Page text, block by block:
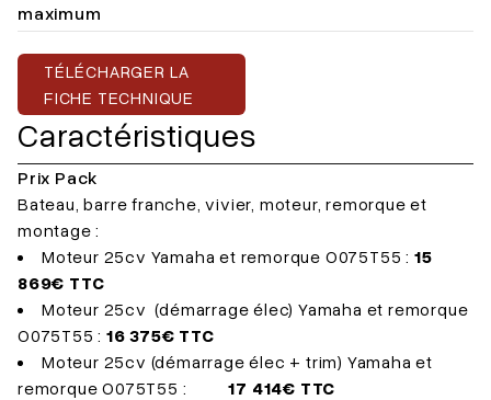
maximum
TÉLÉCHARGER LA
FICHE TECHNIQUE
Caractéristiques
Prix Pack
Bateau, barre franche, vivier, moteur, remorque et
montage :
Moteur 25cv Yamaha et remorque O075T55 : 15
869€ TTC
Moteur 25cv (démarrage élec) Yamaha et remorque
O075T55 :16 375€ TTC
Moteur 25cv (démarrage élec + trim) Yamaha et
remorque O075T55 :17 414€ TTC